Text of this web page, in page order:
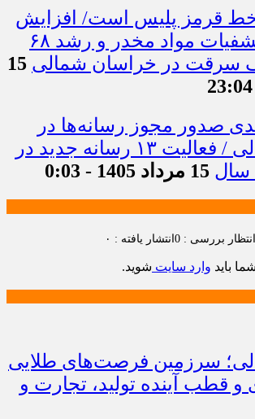
خط قرمز پلیس است/ افزایش
۴۳ درصدی کشفیات مواد مخدر و رشد ۶۸
در خراسان شمالی 15
درصدی صدور مجوز رسانه‌ها در
خراسان شمالی / فعالیت ۱۳ رسانه جدید در
15 مرداد 1405 - 0:03
بررسی : 0 انتشار یافته : ۰
باید وارد سایت شوید.
سرزمین فرصت‌های طلایی
و قطب آینده تولید، تجارت و